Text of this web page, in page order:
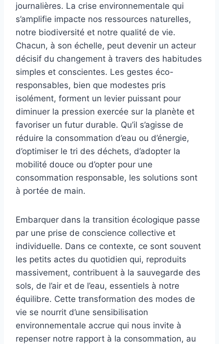
journalières. La crise environnementale qui
s’amplifie impacte nos ressources naturelles,
notre biodiversité et notre qualité de vie.
Chacun, à son échelle, peut devenir un acteur
décisif du changement à travers des habitudes
simples et conscientes. Les gestes éco-
responsables, bien que modestes pris
isolément, forment un levier puissant pour
diminuer la pression exercée sur la planète et
favoriser un futur durable. Qu’il s’agisse de
réduire la consommation d’eau ou d’énergie,
d’optimiser le tri des déchets, d’adopter la
mobilité douce ou d’opter pour une
consommation responsable, les solutions sont
à portée de main.
Embarquer dans la transition écologique passe
par une prise de conscience collective et
individuelle. Dans ce contexte, ce sont souvent
les petits actes du quotidien qui, reproduits
massivement, contribuent à la sauvegarde des
sols, de l’air et de l’eau, essentiels à notre
équilibre. Cette transformation des modes de
vie se nourrit d’une sensibilisation
environnementale accrue qui nous invite à
repenser notre rapport à la consommation, au